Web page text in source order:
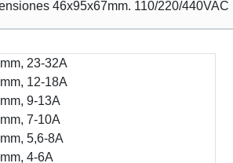
46x95x67mm. 110/220/440VAC
23-32A
12-18A
9-13A
7-10A
5,6-8A
4-6A